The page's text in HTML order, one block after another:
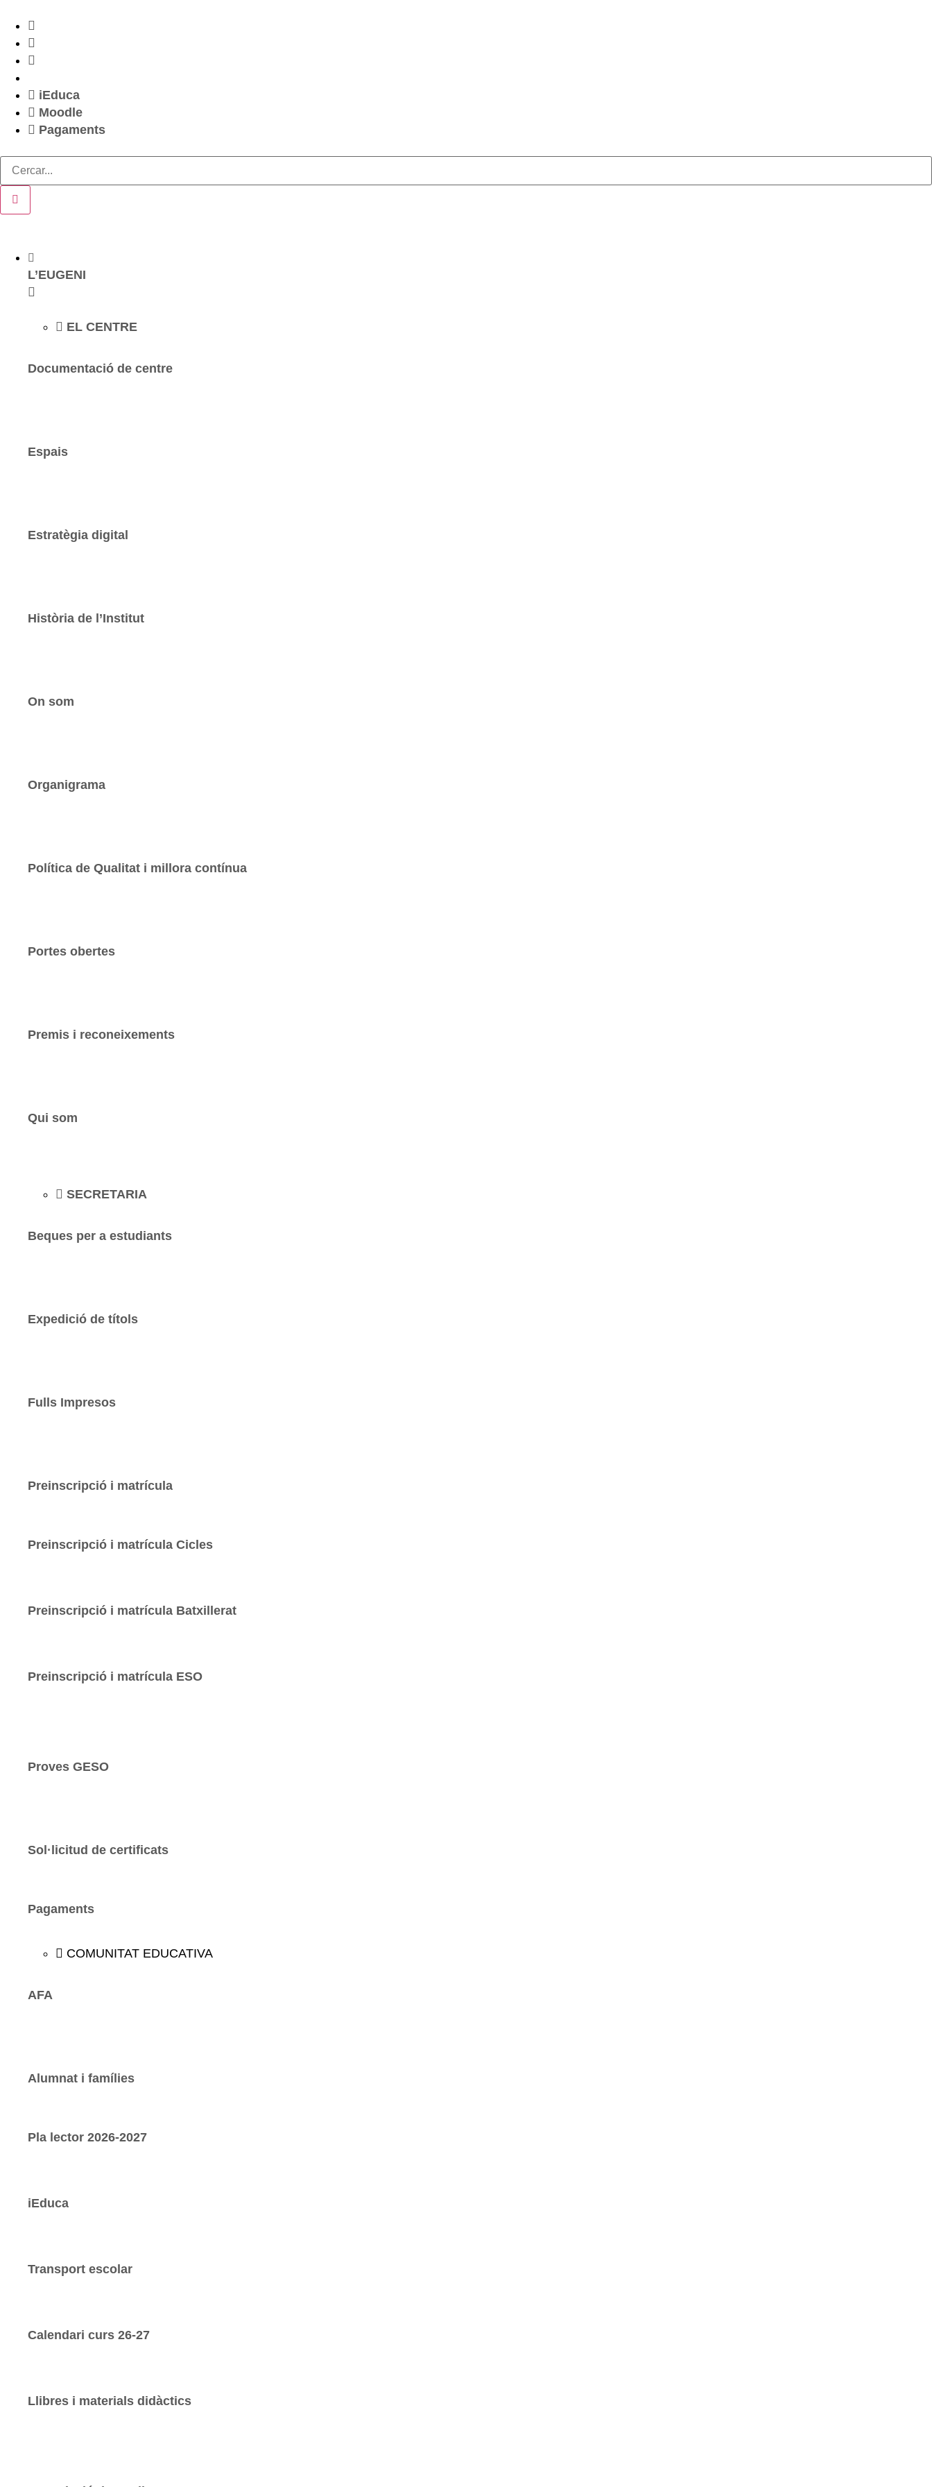
iEduca
Moodle
Pagaments
L’EUGENI
EL CENTRE
Documentació de centre
Espais
Estratègia digital
Història de l’Institut
On som
Organigrama
Política de Qualitat i millora contínua
Portes obertes
Premis i reconeixements
Qui som
SECRETARIA
Beques per a estudiants
Expedició de títols
Fulls Impresos
Preinscripció i matrícula
Preinscripció i matrícula Cicles
Preinscripció i matrícula Batxillerat
Preinscripció i matrícula ESO
Proves GESO
Sol·licitud de certificats
Pagaments​
COMUNITAT EDUCATIVA
AFA
Alumnat i famílies
Pla lector 2026-2027
iEduca
Transport escolar
Calendari curs 26-27
Llibres i materials didàctics